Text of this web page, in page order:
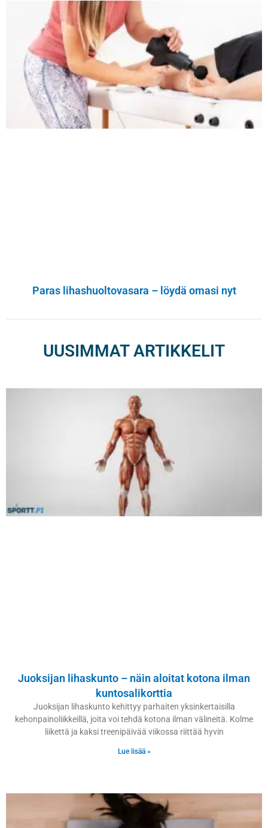
Paras lihashuoltovasara – löydä omasi nyt
UUSIMMAT ARTIKKELIT
Juoksijan lihaskunto – näin aloitat kotona ilman
kuntosalikorttia
Juoksijan lihaskunto kehittyy parhaiten yksinkertaisilla
kehonpainoliikkeillä, joita voi tehdä kotona ilman välineitä. Kolme
liikettä ja kaksi treenipäivää viikossa riittää hyvin
Lue lisää »